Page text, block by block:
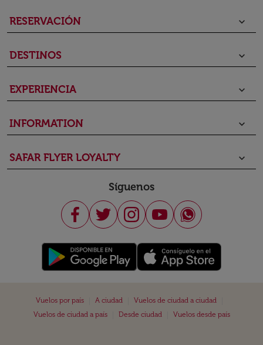
RESERVACIÓN keyboard_arrow_down
DESTINOS keyboard_arrow_down
EXPERIENCIA keyboard_arrow_down
INFORMATION keyboard_arrow_down
SAFAR FLYER LOYALTY keyboard_arrow_down
Síguenos
Vuelos por país A ciudad Vuelos de ciudad a ciudad
Vuelos de ciudad a país
Desde ciudad Vuelos desde país